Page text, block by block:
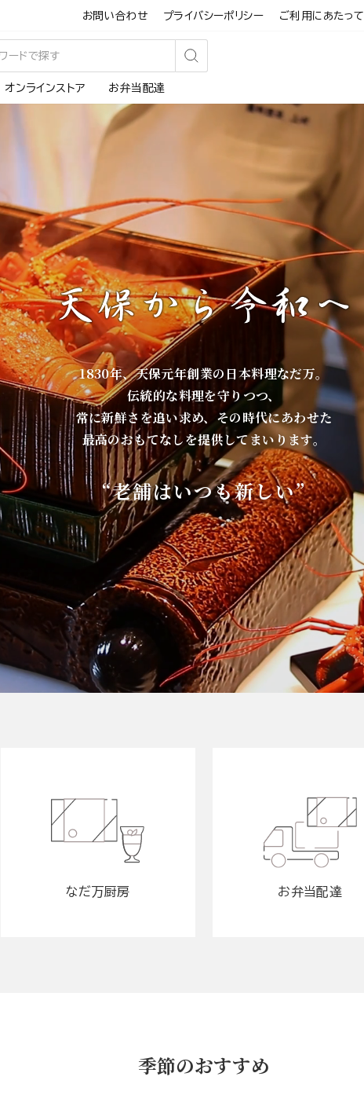
お問い合わせ プライバシーポリシー ご利用にあたって
検
す
オンラインストア お弁当配達
1830年、天保元年創業の日本料理なだ万。
伝統的な料理を守りつつ、
常に新鮮さを追い求め、その時代にあわせた
最高のおもてなしを提供してまいります。
“老舗はいつも新しい”
なだ万厨房 お弁当配達
季節のおすすめ